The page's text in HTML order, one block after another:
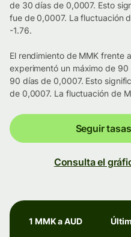
de 30 días de 0,0007. Esto
fue de 0,0007. La fluctuación
-1.76.
El rendimiento de MMK frente
experimentó un máximo de
90 días de 0,0007. Esto
de 0,0007. La fluctuación de
Seguir
Consulta el
1 MMK a AUD